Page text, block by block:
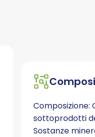
Composizione:
sottoprodotti
Sostanze